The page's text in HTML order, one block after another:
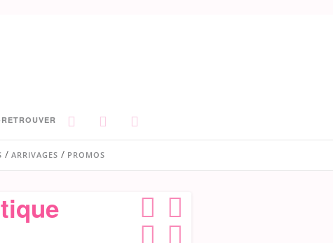
ARRIVAGES PROMOS